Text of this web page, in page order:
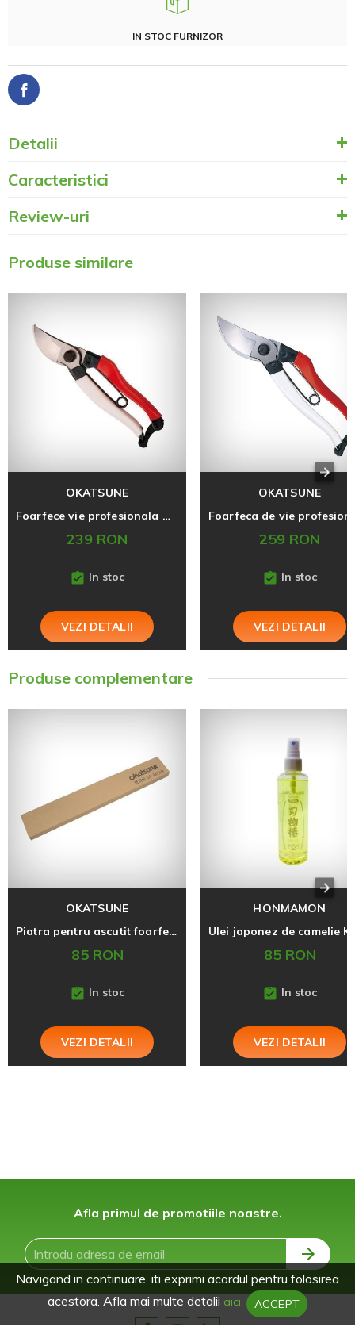
IN STOC FURNIZOR
Detalii
Caracteristici
Review-uri
Produse similare
OKATSUNE
Foarfece vie profesionala Okatsune 101, 25 mm, S, originala Japonia
239 RON
In stoc
VEZI DETALII
OKATSUNE
259 RON
In stoc
VEZI DETALII
Produse complementare
OKATSUNE
Piatra pentru ascutit foarfecele Okatsune 412
85 RON
In stoc
VEZI DETALII
HONMAMON
85 RON
In stoc
VEZI DETALII
Afla primul de promotiile noastre.
Navigand in continuare, iti exprimi acordul pentru folosirea
acestora. Afla mai multe detalii aici. ACCEPT